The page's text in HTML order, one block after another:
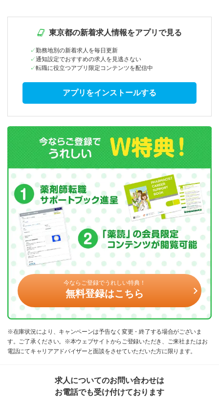
東京都の新着求人情報をアプリで見る
勤務地別の新着求人を毎日更新
通知設定でおすすめの求人を見逃さない
転職に役立つアプリ限定コンテンツを配信中
アプリをインストールする
今ならご登録でうれしい特典！
無料登録はこちら
※在庫状況により、キャンペーンは予告なく変更・終了する場合がございま
す。ご了承ください。※本ウェブサイトからご登録いただき、ご来社またはお
電話にてキャリアアドバイザーと面談をさせていただいた方に限ります。
求人についてのお問い合わせは
お電話でも受け付けております